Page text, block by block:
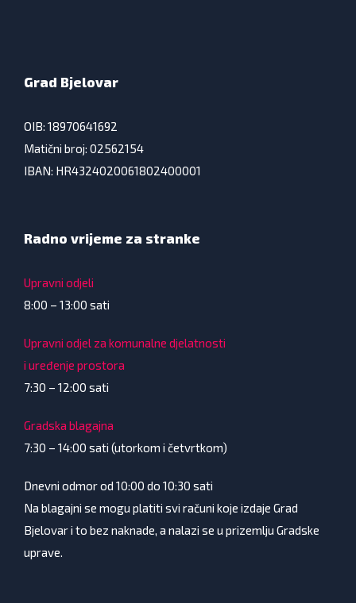
Grad Bjelovar
OIB: 18970641692
Matični broj: 02562154
IBAN: HR4324020061802400001
Radno vrijeme za stranke
Upravni odjeli
8:00 – 13:00 sati
Upravni odjel za komunalne djelatnosti
i uređenje prostora
7:30 – 12:00 sati
Gradska blagajna
7:30 – 14:00 sati (utorkom i četvrtkom)
Dnevni odmor od 10:00 do 10:30 sati
Na blagajni se mogu platiti svi računi koje izdaje Grad
Bjelovar i to bez naknade, a nalazi se u prizemlju Gradske
uprave.